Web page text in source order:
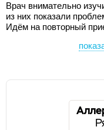
Врач внимательно
из них показали
Идём на повторный